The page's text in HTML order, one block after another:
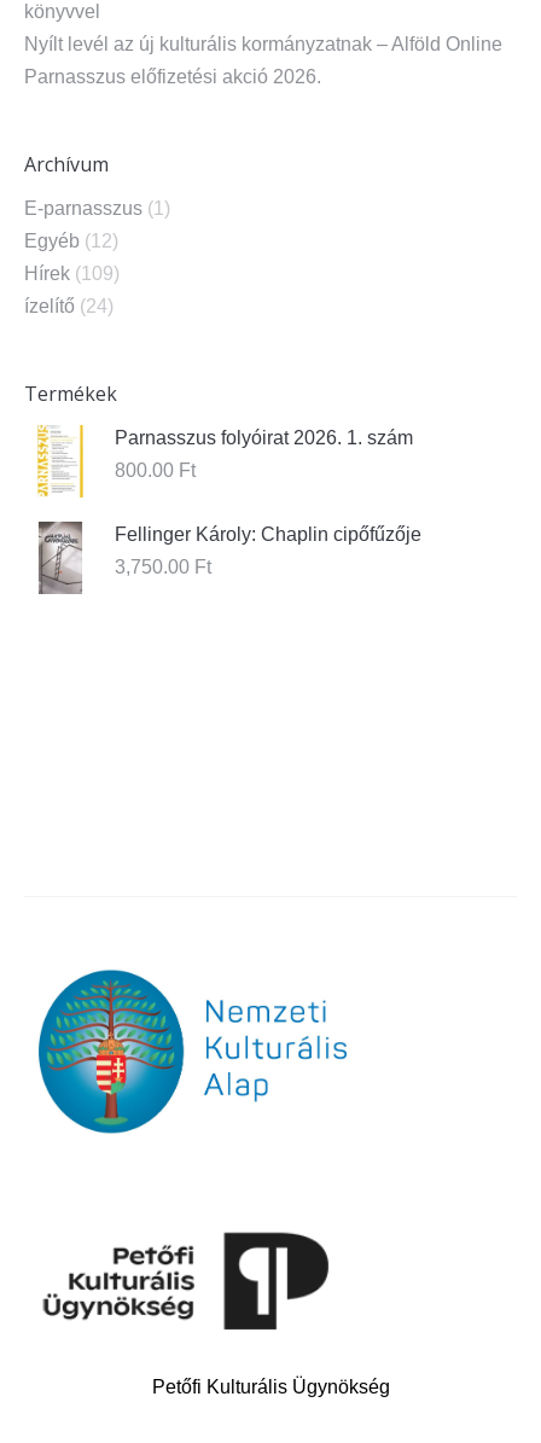
könyvvel
Nyílt levél az új kulturális kormányzatnak – Alföld Online
Parnasszus előfizetési akció 2026.
Archívum
E-parnasszus (1)
Egyéb (12)
Hírek (109)
ízelítő (24)
Termékek
Parnasszus folyóirat 2026. 1. szám
800.00 Ft
Fellinger Károly: Chaplin cipőfűzője
3,750.00 Ft
Petőfi Kulturális Ügynökség